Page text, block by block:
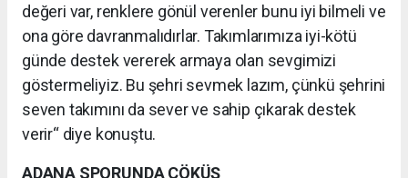
değeri var, renklere gönül verenler bunu iyi bilmeli ve
ona göre davranmalıdırlar. Takımlarımıza iyi-kötü
günde destek vererek armaya olan sevgimizi
göstermeliyiz. Bu şehri sevmek lazım, çünkü şehrini
seven takımını da sever ve sahip çıkarak destek
verir“ diye konuştu.
ADANA SPORUNDA ÇÖKÜŞ